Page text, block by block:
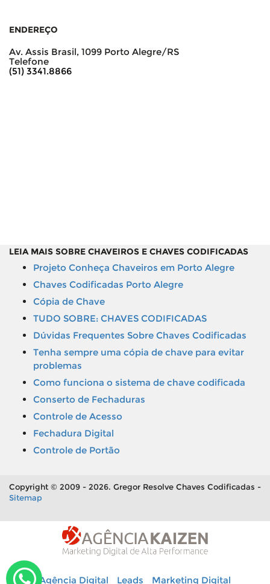
ENDEREÇO
Av. Assis Brasil, 1099 Porto Alegre/RS
Telefone
(51) 3341.8866
LEIA MAIS SOBRE CHAVEIROS E CHAVES CODIFICADAS
Projeto Conheça Chaveiros em Porto Alegre
Chaves Codificadas Porto Alegre
Cópia de Chave
TUDO SOBRE: CHAVES CODIFICADAS
Dúvidas Frequentes Sobre Chaves Codificadas
Tenha sempre uma cópia de chave para evitar
problemas
Como funciona o sistema de chave codificada
Conserto de Fechaduras
Controle de Acesso
Fechadura Digital
Controle de Portão
Copyright © 2009 - 2026. Gregor Resolve Chaves Codificadas -
Sitemap
Agência Digital Leads Marketing Digital